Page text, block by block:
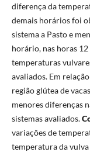
diferença da
demais horários foi
sistema a Pasto e
horário, nas horas
temperaturas
avaliados. Em
região glútea de
menores diferenças
sistemas avaliados.
variações de
temperatura da